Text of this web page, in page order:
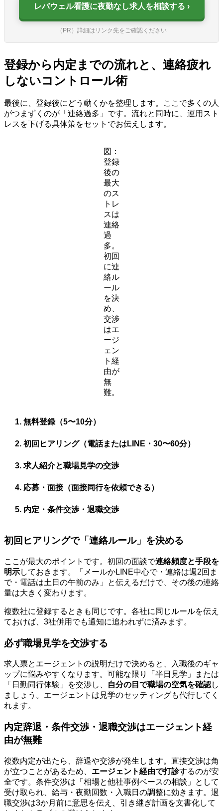
レバウェル看護に夜勤なし求人を相談する
（PR）詳細はリンク先をご確認ください
登録から内定までの流れと、連絡疲れ
しないコントロール術
最後に、登録後にどう動くかを整理します。ここで多くの人
がつまずくのが「連絡過多」です。流れと同時に、運用スト
レスを下げる具体策をセットでお伝えします。
図：
登録
後の
最大
のス
トレ
スは
連絡
過
多。
初回
に連
絡ル
ール
を決
め、
交渉
はエ
ージ
ェン
ト経
由が
無
難。
無料登録（5〜10分）
初回ヒアリング（電話またはLINE・30〜60分）
求人紹介と職場見学の交渉
応募・面接（面接同行を依頼できる）
内定・条件交渉・退職交渉
初回ヒアリングで「連絡ルール」を決める
ここが最大のポイントです。初回の面談で連絡頻度と手段を
明示しておきます。「メールかLINE中心で・連絡は週2回ま
で・電話は土日の午前のみ」と伝えるだけで、その後の連絡
量は大きく変わります。
複数社に登録するときも同じです。各社に同じルールを伝え
ておけば、3社併用でも通知に追われずに済みます。
必ず職場見学を交渉する
求人票とエージェントの説明だけで決めると、入職後のギャ
ップに悩みやすくなります。可能な限り「半日見学」または
「日勤同行体験」を交渉し、
自分の目で職場の空気を確認し
ましょう。エージェントは見学のセッティングも代行してく
れます。
内定辞退・条件交渉・退職交渉はエージェント経
由が無難
複数内定が出たら、辞退や交渉が発生します。直接交渉は角
が立つことがあるため、 エージェント経由で打診するのが安
全です。条件交渉は「相場と他社事例ベースの相談」として
受け取られ、給与・夜勤回数・入職日の調整に効きます。退
職交渉は3か月前に意思を伝え、引き継ぎ計画を文書化して